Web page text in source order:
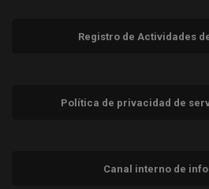
Registro de Actividades
Política de privacidad de
Canal interno de